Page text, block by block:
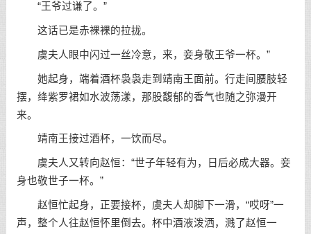
“王爷过谦了。”
这话已是赤裸裸的拉拢。
虞夫人眼中闪过一丝冷意，来，妾身敬王爷一杯。”
她起身，端着酒杯袅袅走到靖南王面前。行走间腰肢轻
摆，绛紫罗裙如水波荡漾，那股馥郁的香气也随之弥漫开
来。
靖南王接过酒杯，一饮而尽。
虞夫人又转向赵恒：“世子年轻有为，日后必成大器。妾
身也敬世子一杯。”
赵恒忙起身，正要接杯，虞夫人却脚下一滑，“哎呀”一
声，整个人往赵恒怀里倒去。杯中酒液泼洒，溅了赵恒一